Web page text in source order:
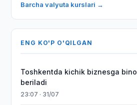
Barcha valyuta kurslari →
ENG KO'P O'QILGAN
Toshkentda kichik biznesga
beriladi
23:07 · 31/07